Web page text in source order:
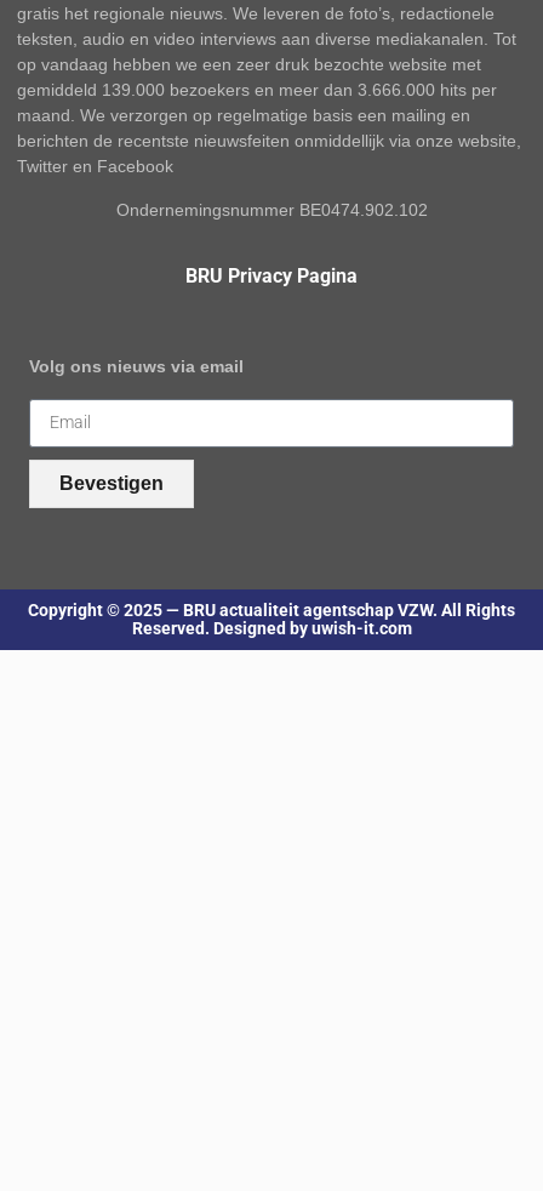
gratis het regionale nieuws. We leveren de foto’s, redactionele
teksten, audio en video interviews aan diverse mediakanalen. Tot
op vandaag hebben we een zeer druk bezochte website met
gemiddeld 139.000 bezoekers en meer dan 3.666.000 hits per
maand. We verzorgen op regelmatige basis een mailing en
berichten de recentste nieuwsfeiten onmiddellijk via onze website,
Twitter en Facebook
Ondernemingsnummer BE0474.902.102
BRU Privacy Pagina
Volg ons nieuws via email
Bevestigen
Copyright © 2025 — BRU actualiteit agentschap VZW. All Rights
Reserved. Designed by uwish-it.com